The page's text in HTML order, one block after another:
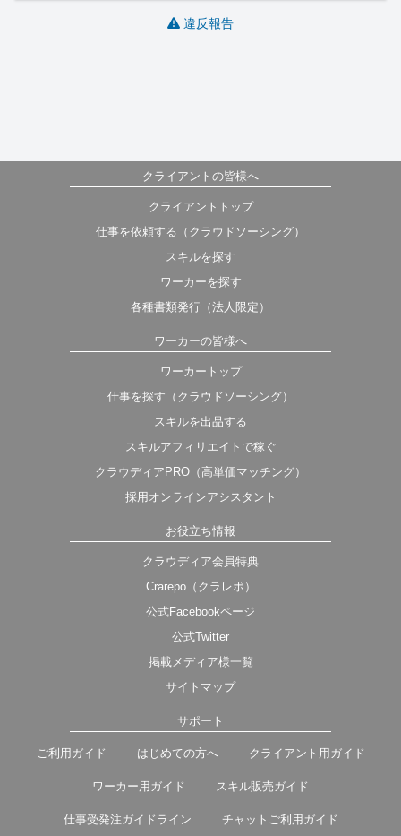
違反報告
クライアントの皆様へ
クライアントトップ
仕事を依頼する（クラウドソーシング）
スキルを探す
ワーカーを探す
各種書類発行（法人限定）
ワーカーの皆様へ
ワーカートップ
仕事を探す（クラウドソーシング）
スキルを出品する
スキルアフィリエイトで稼ぐ
クラウディアPRO（高単価マッチング）
採用オンラインアシスタント
お役立ち情報
クラウディア会員特典
Crarepo（クラレポ）
公式Facebookページ
公式Twitter
掲載メディア様一覧
サイトマップ
サポート
ご利用ガイド はじめての方へ クライアント用ガイド
ワーカー用ガイド スキル販売ガイド
仕事受発注ガイドライン チャットご利用ガイド